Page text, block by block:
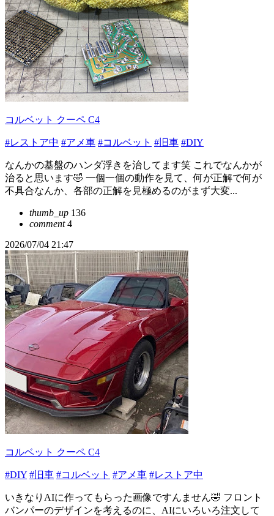
コルベット クーペ C4
#レストア中 #アメ車 #コルベット #旧車 #DIY
なんかの基盤のハンダ浮きを治してます笑 これでなんかが
治ると思います🤣 一個一個の動作を見て、何が正解で何が
不具合なんか、各部の正解を見極めるのがまず大変...
thumb_up 136
comment4
2026/07/04 21:47
コルベット クーペ C4
#DIY #旧車 #コルベット #アメ車 #レストア中
いきなりAIに作ってもらった画像ですんません🤣 フロント
バンパーのデザインを考えるのに、AIにいろいろ注文して